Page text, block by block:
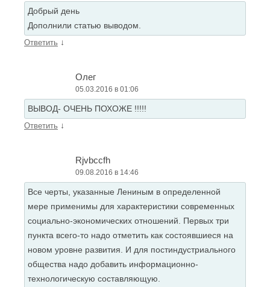
Добрый день
Дополнили статью выводом.
Ответить ↓
Олег
05.03.2016 в 01:06
ВЫВОД- ОЧЕНЬ ПОХОЖЕ !!!!!
Ответить ↓
Rjvbccfh
09.08.2016 в 14:46
Все черты, указанные Лениным в определенной
мере применимы для характеристики современных
социально-экономических отношений. Первых три
пункта всего-то надо отметить как состоявшиеся на
новом уровне развития. И для постиндустриального
общества надо добавить информационно-
технологическую составляющую.